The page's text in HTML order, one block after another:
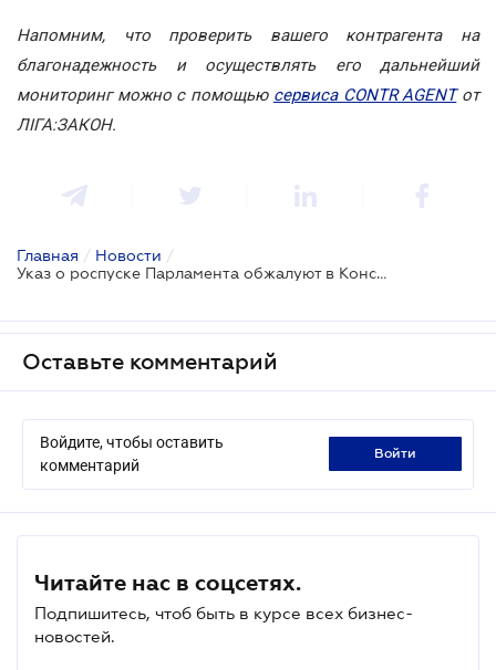
Напомним, что проверить вашего контрагента на
благонадежность и осуществлять его дальнейший
мониторинг можно с помощью сервиса CONTR AGENTот
ЛІГА:ЗАКОН.
Главная / Новости /
Указ о роспуске Парламента обжалуют в Конституционном Суде
Оставьте комментарий
Войдите, чтобы оставить
комментарий
войти
Читайте нас в соцсетях.
Подпишитесь, чтоб быть в курсе всех бизнес-
новостей.